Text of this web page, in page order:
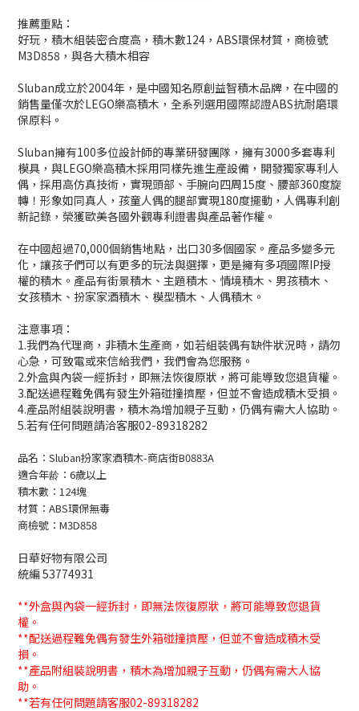
推薦重點：
好玩，積木組裝密合度高，積木數124，ABS環保材質，商檢號
M3D858，與各大積木相容
Sluban成立於2004年，是中國知名原創益智積木品牌，在中國的
銷售量僅次於LEGO樂高積木，全系列選用國際認證ABS抗耐磨環
保原料。
Sluban擁有100多位設計師的專業研發團隊，擁有3000多套專利
模具，與LEGO樂高積木採用同樣先進生產設備，開發獨家專利人
偶，採用高仿真技術，實現頭部、手腕向四周15度、腰部360度旋
轉！形象如同真人，孩童人偶的腿部實現180度擺動，人偶專利創
新記錄，榮獲歐美各國外觀專利證書與產品著作權。
在中國超過70,000個銷售地點，出口30多個國家。產品多變多元
化，讓孩子們可以有更多的玩法與選擇，更是擁有多項國際IP授
權的積木。產品有街景積木、主題積木、情境積木、男孩積木、
女孩積木、扮家家酒積木、模型積木、人偶積木。
注意事項：
1.我們為代理商，非積木生產商，如若組裝偶有缺件狀況時，請勿
心急，可致電或來信給我們，我們會為您服務。
2.外盒與內袋一經拆封，即無法恢復原狀，將可能導致您退貨權。
3.配送過程難免偶有發生外箱碰撞擠壓，但並不會造成積木受損。
4.產品附組裝說明書，積木為增加親子互動，仍偶有需大人協助。
5.若有任何問題請洽客服02-89318282
品名：Sluban扮家家酒積木-商店街B0883A
適合年龄：6歲以上
積木數：124塊
材質：ABS環保無毒
商檢號：M3D858
日華好物有限公司
統編 53774931
**外盒與內袋一經拆封，即無法恢復原狀，將可能導致您退貨
權。
**配送過程難免偶有發生外箱碰撞擠壓，但並不會造成積木受
損。
**產品附組裝說明書，積木為增加親子互動，仍偶有需大人協
助。
**若有任何問題請客服02-89318282